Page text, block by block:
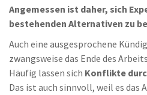
Angemessen ist daher, sich
bestehenden Alternativen zu
Auch eine ausgesprochene
zwangsweise das Ende des
Häufig lassen sich Konflikte
Das ist auch sinnvoll, weil es